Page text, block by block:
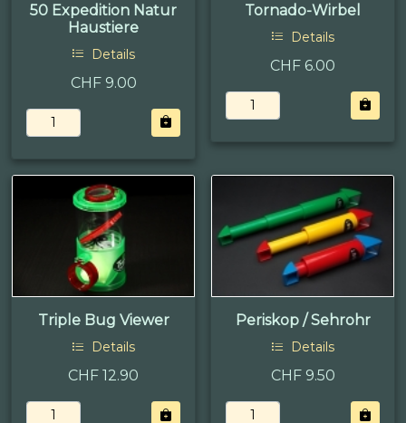
50 Expedition Natur
Haustiere
Details
CHF 9.00
Tornado-Wirbel
Details
CHF 6.00
Triple Bug Viewer
Details
CHF 12.90
Periskop / Sehrohr
Details
CHF 9.50